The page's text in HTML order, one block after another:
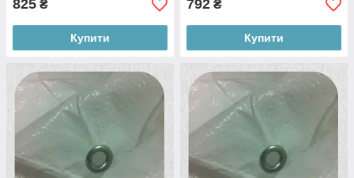
825 ₴
Купити
792 ₴
Купити